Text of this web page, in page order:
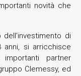
novità che
di
si arricchisce
partner
Clemessy, ed